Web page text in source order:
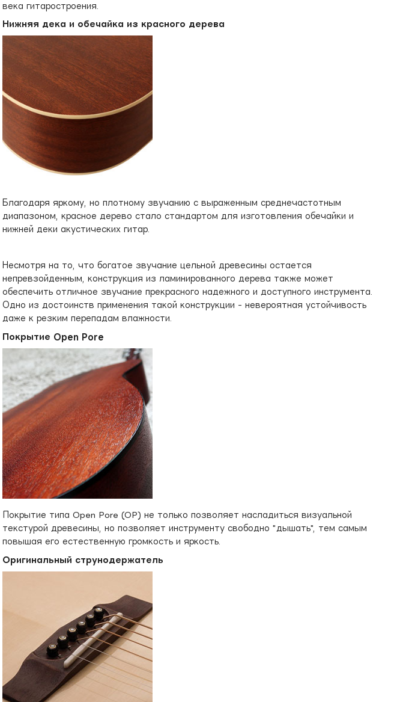
века гитаростроения.
Нижняя дека и обечайка из красного дерева
Благодаря яркому, но плотному звучанию с выраженным среднечастотным
диапазоном, красное дерево стало стандартом для изготовления обечайки и
нижней деки акустических гитар.
Несмотря на то, что богатое звучание цельной древесины остается
непревзойденным, конструкция из ламинированного дерева также может
обеспечить отличное звучание прекрасного надежного и доступного инструмента.
Одно из достоинств применения такой конструкции - невероятная устойчивость
даже к резким перепадам влажности.
Покрытие Open Pore
Покрытие типа Open Pore (OP) не только позволяет насладиться визуальной
текстурой древесины, но позволяет инструменту свободно "дышать", тем самым
повышая его естественную громкость и яркость.
Оригинальный струнодержатель